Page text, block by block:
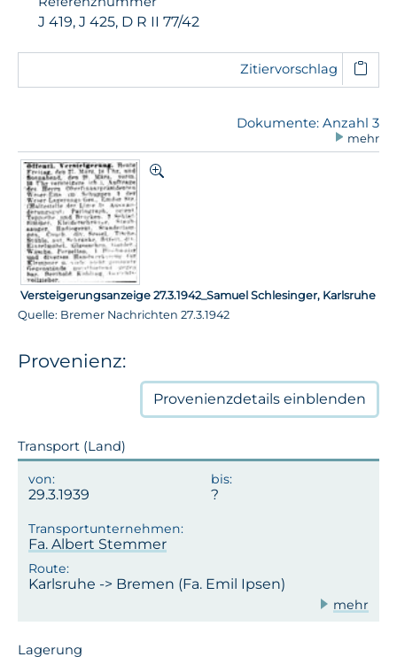
J 419, J 425, D R II 77/42
Zitiervorschlag
Dokumente: Anzahl 3
mehr
Versteigerungsanzeige 27.3.1942_Samuel Schlesinger, Karlsruhe
Quelle: Bremer Nachrichten 27.3.1942
Provenienz:
Provenienzdetails einblenden
Transport (Land)
29.3.1939
Fa. Albert Stemmer
Karlsruhe -> Bremen (Fa. Emil Ipsen)
mehr
Lagerung